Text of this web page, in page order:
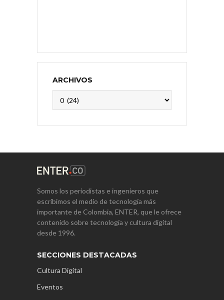
ARCHIVOS
Somos los periodistas e ingenieros que
escribimos el medio de tecnología más
importante de Colombia, ENTER, que le ofrece
contenido sobre tecnología y cultura digital
desde 1996.
SECCIONES DESTACADAS
Cultura Digital
Eventos